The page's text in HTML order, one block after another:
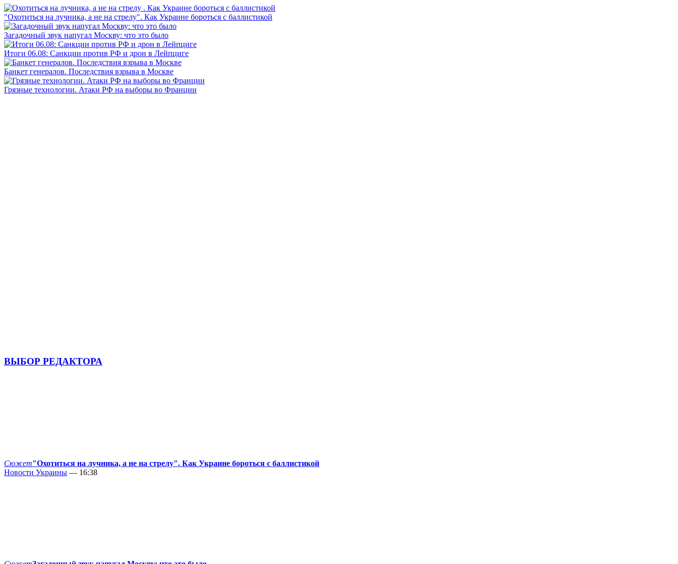
"Охотиться на лучника, а не на стрелу". Как Украине бороться с баллистикой
Загадочный звук напугал Москву: что это было
Итоги 06.08: Санкции против РФ и дрон в Лейпциге
Банкет генералов. Последствия взрыва в Москве
Грязные технологии. Атаки РФ на выборы во Франции
ВЫБОР РЕДАКТОРА
Сюжет"Охотиться на лучника, а не на стрелу". Как Украине бороться с баллистикой
Новости Украины — 16:38